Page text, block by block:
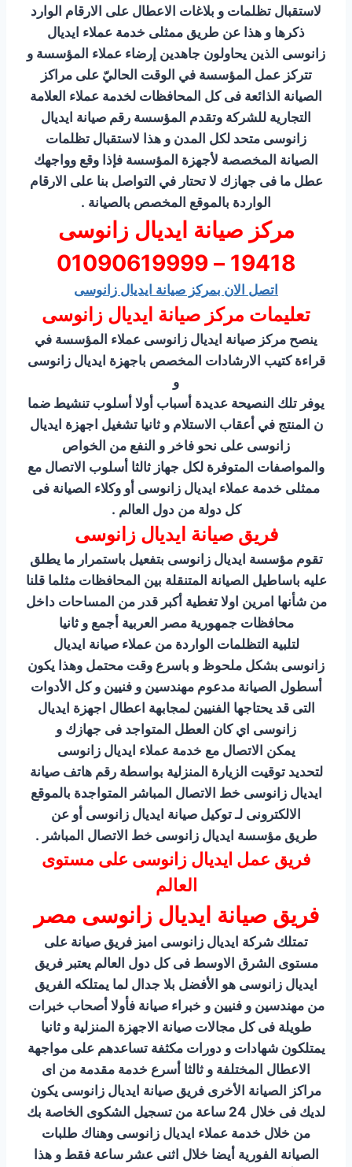
لاستقبال تظلمات و بلاغات الاعطال على الارقام الوارد
ذكرها و هذا عن طريق ممثلى خدمة عملاء ايديال
زانوسى الذين يحاولون جاهدين إرضاء عملاء المؤسسة و
تتركز عمل المؤسسة في الوقت الحاليّ على مراكز
الصيانة الذائعة فى كل المحافظات لخدمة عملاء العلامة
التجارية للشركة وتقدم المؤسسة رقم صيانة ايديال
زانوسى متحد لكل المدن و هذا لاستقبال تظلمات
الصيانة المخصصة لأجهزة المؤسسة فإذا وقع وواجهك
عطل ما فى جهازك لا تحتار في التواصل بنا على الارقام
الواردة بالموقع المخصص بالصيانة .
مركز صيانة ايديال زانوسى
19418 – 01090619999
اتصل الان بمركز صيانة ايديال زانوسى
تعليمات مركز صيانة ايديال زانوسى
ينصح مركز صيانة ايديال زانوسى عملاء المؤسسة في
قراءة كتيب الارشادات المخصص باجهزة ايديال زانوسى
و
يوفر تلك النصيحة عديدة أسباب أولا أسلوب تنشيط ضما
ن المنتج في أعقاب الاستلام و ثانيا تشغيل اجهزة ايديال
زانوسى على نحو فاخر و النفع من الخواص
والمواصفات المتوفرة لكل جهاز ثالثا أسلوب الاتصال مع
ممثلى خدمة عملاء ايديال زانوسى أو وكلاء الصيانة فى
كل دولة من دول العالم .
فريق صيانة ايديال زانوسى
تقوم مؤسسة ايديال زانوسى بتفعيل باستمرار ما يطلق
عليه باساطيل الصيانة المتنقلة بين المحافظات مثلما قلنا
من شأنها امرين اولا تغطية أكبر قدر من المساحات داخل
محافظات جمهورية مصر العربية أجمع و ثانيا
لتلبية التظلمات الواردة من عملاء صيانة ايديال
زانوسى بشكل ملحوظ و باسرع وقت محتمل وهذا يكون
أسطول الصيانة مدعوم مهندسين و فنيين و كل الأدوات
التى قد يحتاجها الفنيين لمجابهة اعطال اجهزة ايديال
زانوسى اي كان العطل المتواجد فى جهازك و
يمكن الاتصال مع خدمة عملاء ايديال زانوسى
لتحديد توقيت الزيارة المنزلية بواسطة رقم هاتف صيانة
ايديال زانوسى خط الاتصال المباشر المتواجدة بالموقع
الالكترونى لـ توكيل صيانة ايديال زانوسى أو عن
طريق مؤسسة ايديال زانوسى خط الاتصال المباشر .
فريق عمل ايديال زانوسى على مستوى
العالم
فريق صيانة ايديال زانوسى مصر
تمتلك شركة ايديال زانوسى اميز فريق صيانة على
مستوى الشرق الاوسط فى كل دول العالم يعتبر فريق
ايديال زانوسى هو الأفضل بلا جدال لما يمتلكه الفريق
من مهندسين و فنيين و خبراء صيانة فأولا أصحاب خبرات
طويلة فى كل مجالات صيانة الاجهزة المنزلية و ثانيا
يمتلكون شهادات و دورات مكثفة تساعدهم على مواجهة
الاعطال المختلفة و ثالثا أسرع خدمة مقدمة من اى
مراكز الصيانة الأخرى فريق صيانة ايديال زانوسى يكون
لديك فى خلال 24 ساعة من تسجيل الشكوى الخاصة بك
من خلال خدمة عملاء ايديال زانوسى وهناك طلبات
الصيانة الفورية أيضا خلال اثنى عشر ساعة فقط و هذا